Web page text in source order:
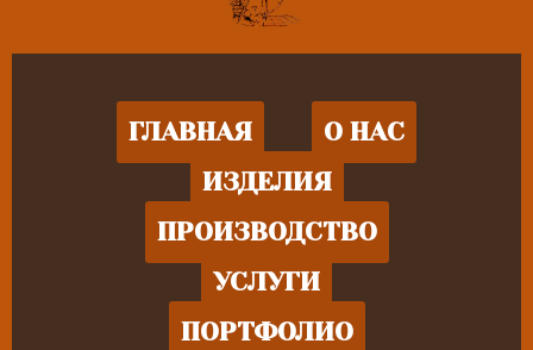
ГЛАВНАЯ
О НАС
ИЗДЕЛИЯ
ПРОИЗВОДСТВО
УСЛУГИ
ПОРТФОЛИО